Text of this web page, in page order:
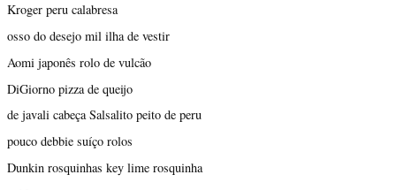
Kroger peru calabresa
osso do desejo mil ilha de vestir
Aomi japonês rolo de vulcão
DiGiorno pizza de queijo
de javali cabeça Salsalito peito de peru
pouco debbie suíço rolos
Dunkin rosquinhas key lime rosquinha